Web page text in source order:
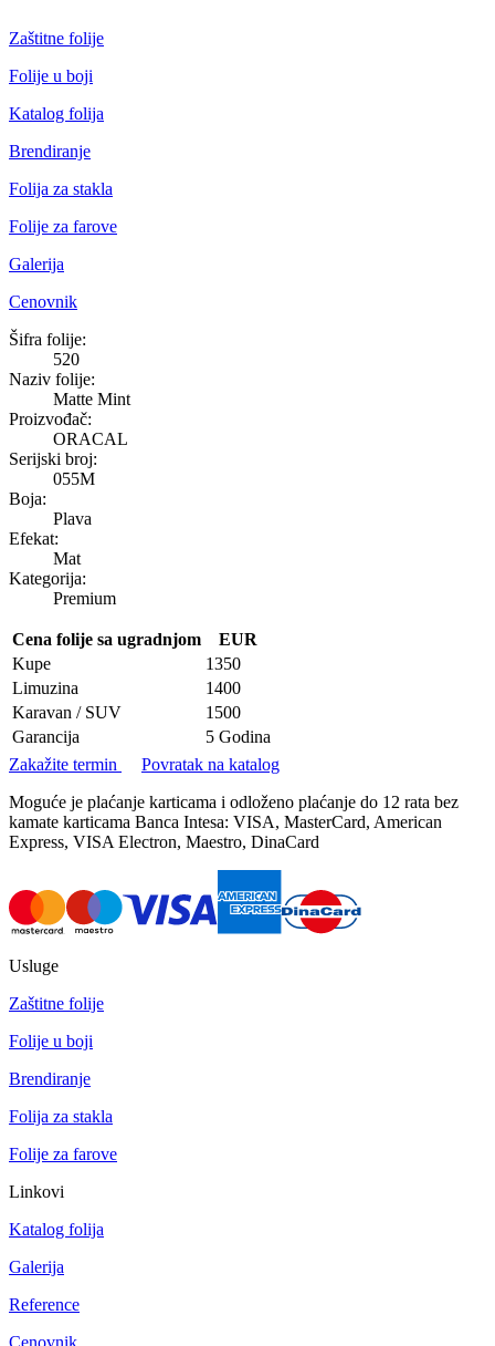
Zaštitne folije
Folije u boji
Katalog folija
Brendiranje
Folija za stakla
Folije za farove
Galerija
Cenovnik
Matte Mint
Šifra folije:
520
Naziv folije:
Matte Mint
Proizvođač:
ORACAL
Serijski broj:
055M
Boja:
Plava
Efekat:
Mat
Kategorija:
Premium
Cena folije sa ugradnjom
EUR
Kupe
1350
Limuzina
1400
Karavan / SUV
1500
Garancija
5 Godina
Zakažite termin
Povratak na katalog
Moguće je plaćanje karticama i odloženo plaćanje do 12 rata bez
kamate karticama Banca Intesa: VISA, MasterCard, American
Express, VISA Electron, Maestro, DinaCard
Usluge
Zaštitne folije
Folije u boji
Brendiranje
Folija za stakla
Folije za farove
Linkovi
Katalog folija
Galerija
Reference
Cenovnik